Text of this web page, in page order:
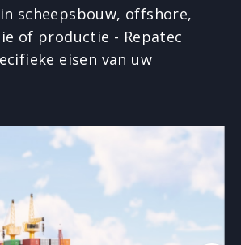
scheepsbouw, offshore,
of productie - Repatec
eisen van uw